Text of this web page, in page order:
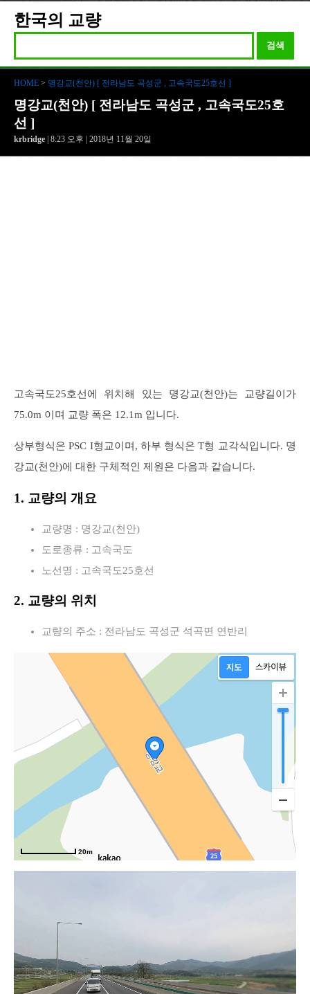
한국의 교량
검색
HOME > 명강교(천안) [ 전라남도 곡성군 , 고속국도25호선 ]
명강교(천안) [ 전라남도 곡성군 , 고속국도25호
선 ]
krbridge | 8:23 오후 | 2018년 11월 20일
고속국도25호선에 위치해 있는 명강교(천안)는 교량길이가
75.0m 이며 교량 폭은 12.1m 입니다.
상부형식은 PSC I형교이며, 하부 형식은 T형 교각식입니다. 명
강교(천안)에 대한 구체적인 제원은 다음과 같습니다.
1. 교량의 개요
교량명 : 명강교(천안)
도로종류 : 고속국도
노선명 : 고속국도25호선
2. 교량의 위치
교량의 주소 : 전라남도 곡성군 석곡면 연반리
20m